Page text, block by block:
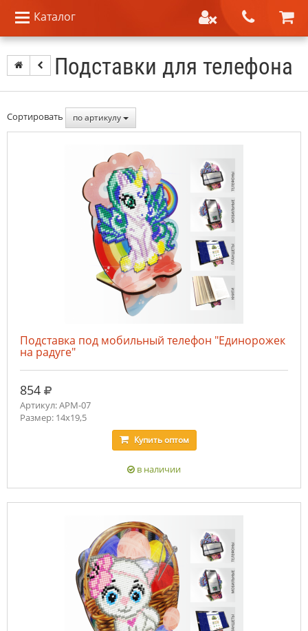
Каталог
Подставки для телефона
Сортировать по артикулу
Подставка под мобильный телефон "Единорожек
на радуге"
854 руб.
Артикул: APM-07
Размер: 14х19,5
Купитьоптом
в наличии